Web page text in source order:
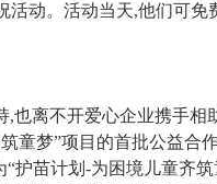
活动。活动当天,他们可
也离不开爱心企业携手
童梦”项目的首批公益合
护苗计划-为困境儿童齐